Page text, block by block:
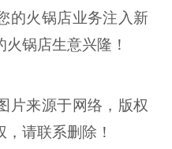
的火锅店业务注入新
锅店生意兴隆！
片来源于网络，版权
请联系删除！